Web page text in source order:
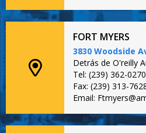
FORT MYERS
3830 Woodside
Detrás de O'reilly
Tel: (239) 362-0270
Fax: (239) 313-
Email: